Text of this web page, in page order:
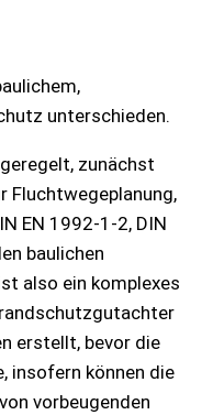
unterschieden.
zunächst
Fluchtwegeplanung,
EN 1992-1-2, DIN
baulichen
also ein komplexes
erstellt, bevor die
insofern können die
vorbeugenden